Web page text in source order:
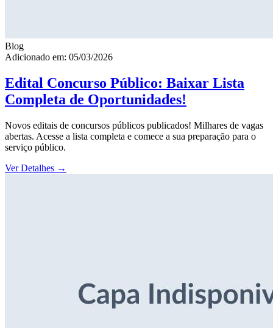
Blog
Adicionado em: 05/03/2026
Edital Concurso Público: Baixar Lista
Completa de Oportunidades!
Novos editais de concursos públicos publicados! Milhares de vagas
abertas. Acesse a lista completa e comece a sua preparação para o
serviço público.
Ver Detalhes →